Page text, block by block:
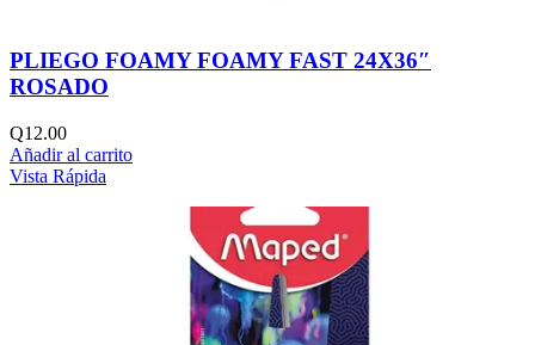
PLIEGO FOAMY FOAMY FAST 24X36″
ROSADO
Q12.00
Añadir al carrito
Vista Rápida